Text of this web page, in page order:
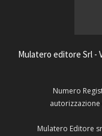
Mulatero editore Srl -
Numero
Mulatero Editore